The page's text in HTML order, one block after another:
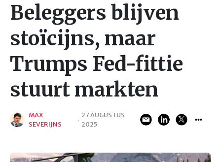
Beleggers blijven
stoïcijns, maar
Trumps Fed-fittie
stuurt markten
MAX
SEVERIJNS
·
27 AUGUSTUS
2025